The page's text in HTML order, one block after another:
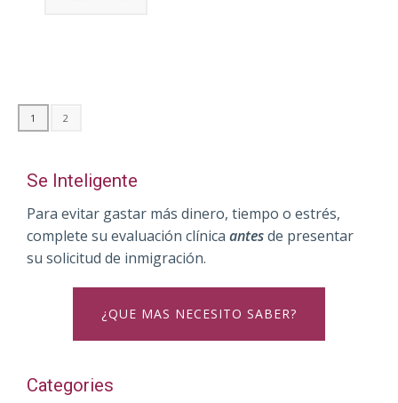
1 2
Se Inteligente
Para evitar gastar más dinero, tiempo o estrés,
complete su evaluación clínica antesde presentar
su solicitud de inmigración.
¿QUE MAS NECESITO SABER?
Categories